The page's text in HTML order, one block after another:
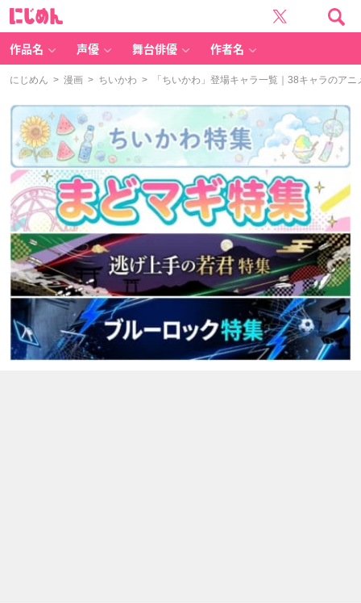
作品名 声優 舞台俳優 作者名
にじめん > 漫画 > ちいかわ > 「ちいかわ」登場キャラ一覧｜38キャラのア